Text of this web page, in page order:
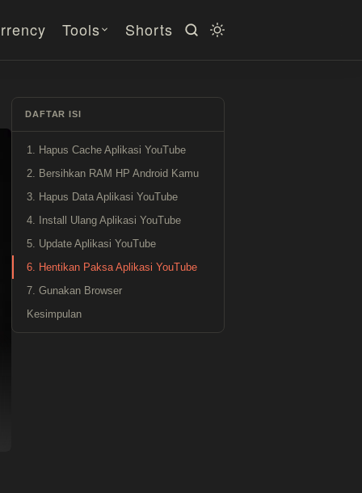
Tools Shorts
DAFTAR ISI
1. Hapus Cache Aplikasi YouTube
2. Bersihkan RAM HP Android Kamu
3. Hapus Data Aplikasi YouTube
4. Install Ulang Aplikasi YouTube
5. Update Aplikasi YouTube
6. Hentikan Paksa Aplikasi YouTube
7. Gunakan Browser
Kesimpulan